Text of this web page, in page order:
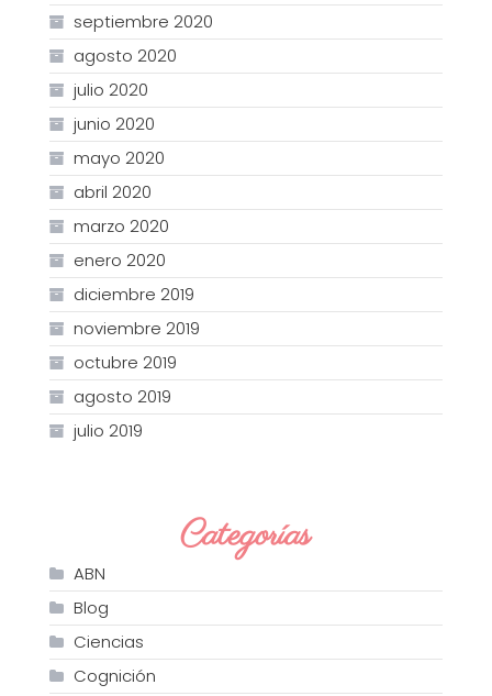
septiembre 2020
agosto 2020
julio 2020
junio 2020
mayo 2020
abril 2020
marzo 2020
enero 2020
diciembre 2019
noviembre 2019
octubre 2019
agosto 2019
julio 2019
Categorías
ABN
Blog
Ciencias
Cognición